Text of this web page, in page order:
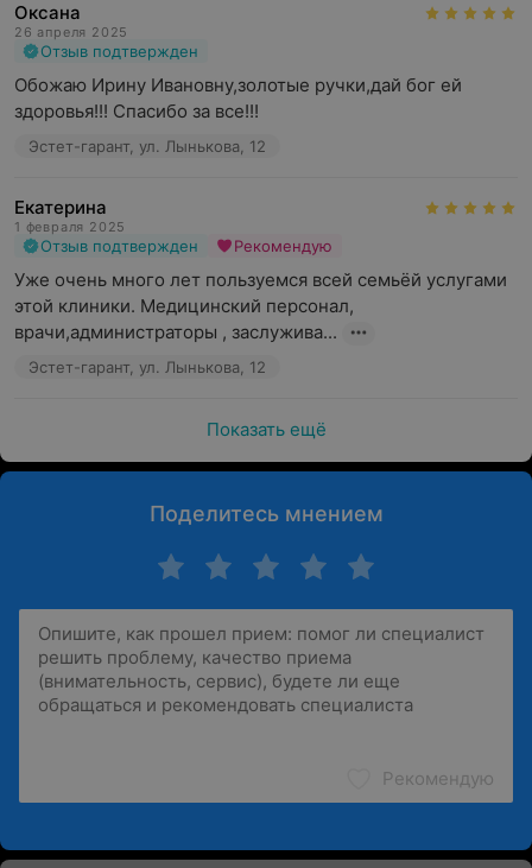
Оксана
26 апреля 2025
Отзыв подтвержден
Обожаю Ирину Ивановну,золотые ручки,дай бог ей
здоровья!!! Спасибо за все!!!
Эстет-гарант, ул. Лынькова, 12
Екатерина
1 февраля 2025
Отзыв подтвержден Рекомендую
Уже очень много лет пользуемся всей семьёй услугами
этой клиники. Медицинский персонал,
врачи,администраторы , заслужива...
Эстет-гарант, ул. Лынькова, 12
Показать ещё
Поделитесь мнением
Рекомендую